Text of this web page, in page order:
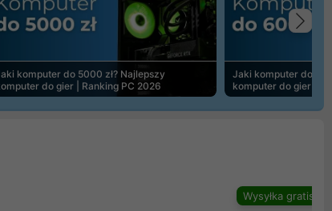
komputer do 5000 zł? Najlepszy
do gier | Ranking PC 2026
Jaki komputer do
komputer do gier |
Wysyłka gratis